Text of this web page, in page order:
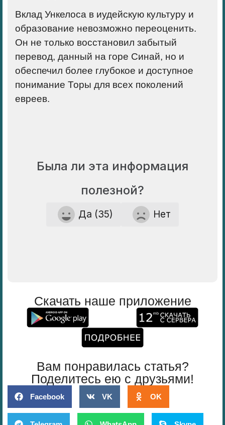
Вклад Ункелоса в иудейскую культуру и
образование невозможно переоценить.
Он не только восстановил забытый
перевод, данный на горе Синай, но и
обеспечил более глубокое и доступное
понимание Торы для всех поколений
евреев.
Была ли эта информация
полезной?
Да (35) Нет
Скачать наше приложение
Вам понравилась статья?
Поделитесь ею с друзьями!
Facebook VK OK